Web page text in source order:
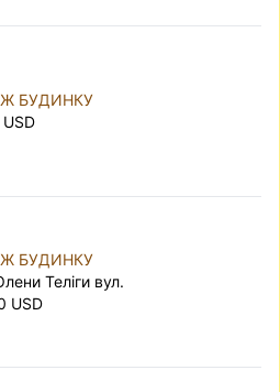
БУДИНКУ
БУДИНКУ
Теліги вул.
USD